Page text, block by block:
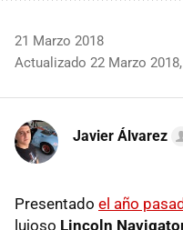
21 Marzo 2018
Actualizado 22 Marzo
Javier Álvarez
Presentado el año
lujoso Lincoln